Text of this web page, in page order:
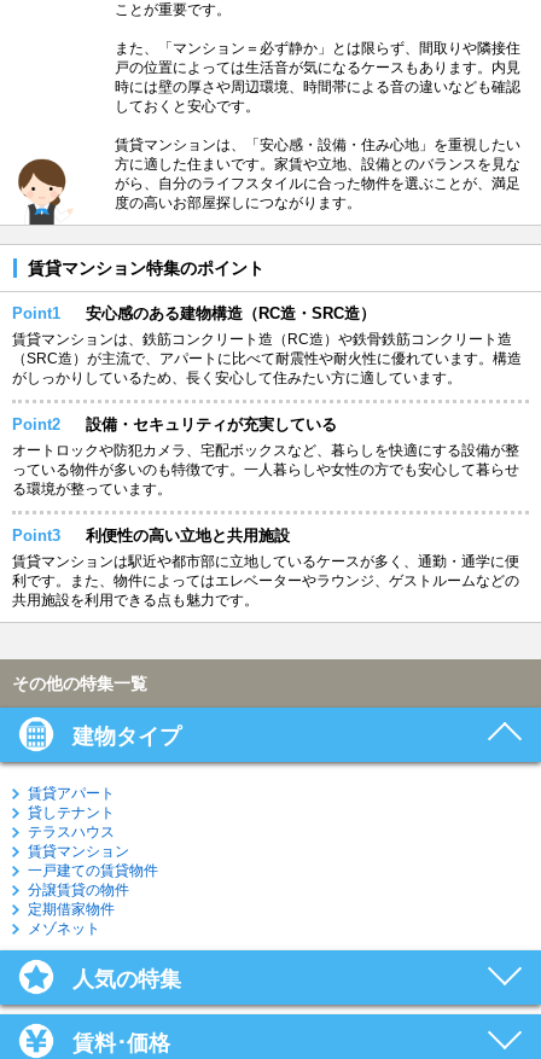
ことが重要です。
また、「マンション＝必ず静か」とは限らず、間取りや隣接住
戸の位置によっては生活音が気になるケースもあります。内見
時には壁の厚さや周辺環境、時間帯による音の違いなども確認
しておくと安心です。
賃貸マンションは、「安心感・設備・住み心地」を重視したい
方に適した住まいです。家賃や立地、設備とのバランスを見な
がら、自分のライフスタイルに合った物件を選ぶことが、満足
度の高いお部屋探しにつながります。
賃貸マンション特集のポイント
Point1 安心感のある建物構造（RC造・SRC造）
賃貸マンションは、鉄筋コンクリート造（RC造）や鉄骨鉄筋コンクリート造
（SRC造）が主流で、アパートに比べて耐震性や耐火性に優れています。構造
がしっかりしているため、長く安心して住みたい方に適しています。
Point2 設備・セキュリティが充実している
オートロックや防犯カメラ、宅配ボックスなど、暮らしを快適にする設備が整
っている物件が多いのも特徴です。一人暮らしや女性の方でも安心して暮らせ
る環境が整っています。
Point3 利便性の高い立地と共用施設
賃貸マンションは駅近や都市部に立地しているケースが多く、通勤・通学に便
利です。また、物件によってはエレベーターやラウンジ、ゲストルームなどの
共用施設を利用できる点も魅力です。
その他の特集一覧
建物タイプ
賃貸アパート
貸しテナント
テラスハウス
賃貸マンション
一戸建ての賃貸物件
分譲賃貸の物件
定期借家物件
メゾネット
人気の特集
賃料･価格